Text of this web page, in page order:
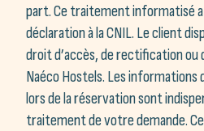
part. Ce traitement informatisé a
déclaration à la CNIL. Le client
droit d’accès, de rectification ou
Naéco Hostels. Les informations
lors de la réservation sont
traitement de votre demande.